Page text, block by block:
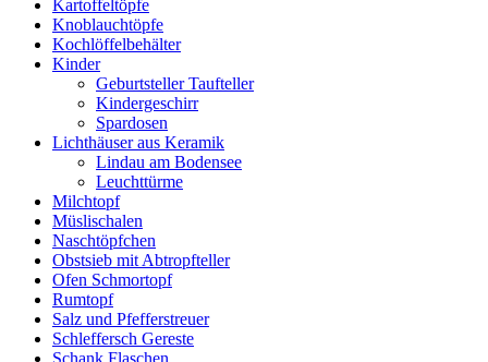
Kartoffeltöpfe
Knoblauchtöpfe
Kochlöffelbehälter
Kinder
Geburtsteller Taufteller
Kindergeschirr
Spardosen
Lichthäuser aus Keramik
Lindau am Bodensee
Leuchttürme
Milchtopf
Müslischalen
Naschtöpfchen
Obstsieb mit Abtropfteller
Ofen Schmortopf
Rumtopf
Salz und Pfefferstreuer
Schleffersch Gereste
Schank Flaschen